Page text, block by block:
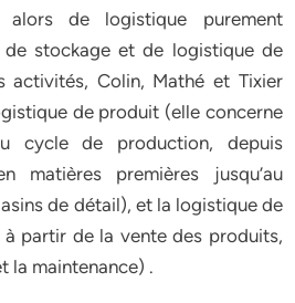
de logistique purement
de stockage et de logistique de
activités, Colin, Mathé et Tixier
de produit (elle concerne
cycle de production, depuis
matières premières jusqu’au
de détail), et la logistique de
partir de la vente des produits,
la maintenance) .